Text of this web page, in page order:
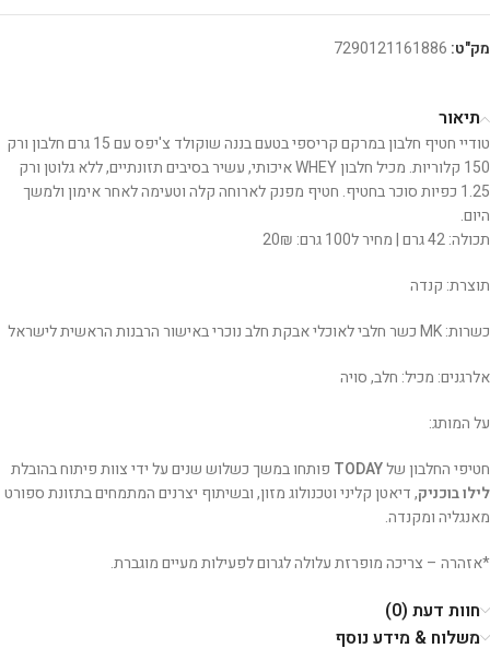
מק"ט: 7290121161886
תיאור
טודיי חטיף חלבון במרקם קריספי בטעם בננה שוקולד צ'יפס עם 15 גרם חלבון ורק
150 קלוריות. מכיל חלבון WHEY איכותי, עשיר בסיבים תזונתיים, ללא גלוטן ורק
1.25 כפיות סוכר בחטיף. חטיף מפנק לארוחה קלה וטעימה לאחר אימון ולמשך
היום.
תכולה: 42 גרם | מחיר ל100 גרם: 20₪
תוצרת: קנדה
כשרות: MK כשר חלבי לאוכלי אבקת חלב נוכרי באישור הרבנות הראשית לישראל
אלרגנים: מכיל: חלב, סויה
על המותג:
חטיפי החלבון שלTODAY פותחו במשך כשלוש שנים על ידי צוות פיתוח בהובלת
לילו בוכניק, דיאטן קליני וטכנולוג מזון, ובשיתוף יצרנים המתמחים בתזונת ספורט
מאנגליה ומקנדה.
*אזהרה – צריכה מופרזת עלולה לגרום לפעילות מעיים מוגברת.
חוות דעת (0)
משלוח & מידע נוסף